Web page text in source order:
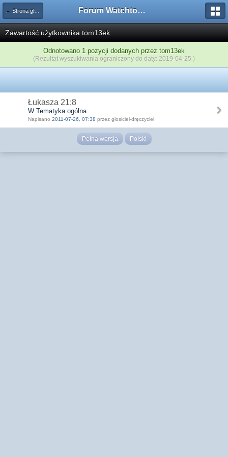
← Strona główna Forum Watchtower
Zawartość użytkownika tom13ek
Odnotowano 1 pozycji dodanych przez tom13ek
(Rezultat wyszukiwania ograniczony do daty: 2019-04-25 )
Łukasza 21;8
W Tematyka ogólna
Napisano 2011-07-26, 07:38 przez głosiciel-dręczyciel
Pełna wersja Polski